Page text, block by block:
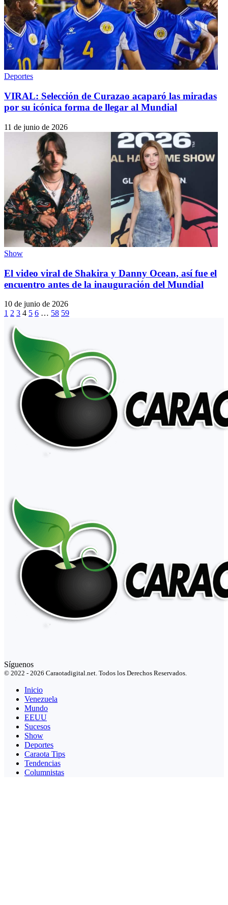
Deportes
VIRAL: Selección de Curazao acaparó las miradas
por su icónica forma de llegar al Mundial
11 de junio de 2026
Show
El video viral de Shakira y Danny Ocean, así fue el
encuentro antes de la inauguración del Mundial
10 de junio de 2026
1 2 3 4 5 6 … 58 59
Síguenos
© 2022 - 2026 Caraotadigital.net. Todos los Derechos Reservados.
Inicio
Venezuela
Mundo
EEUU
Sucesos
Show
Deportes
Caraota Tips
Tendencias
Columnistas